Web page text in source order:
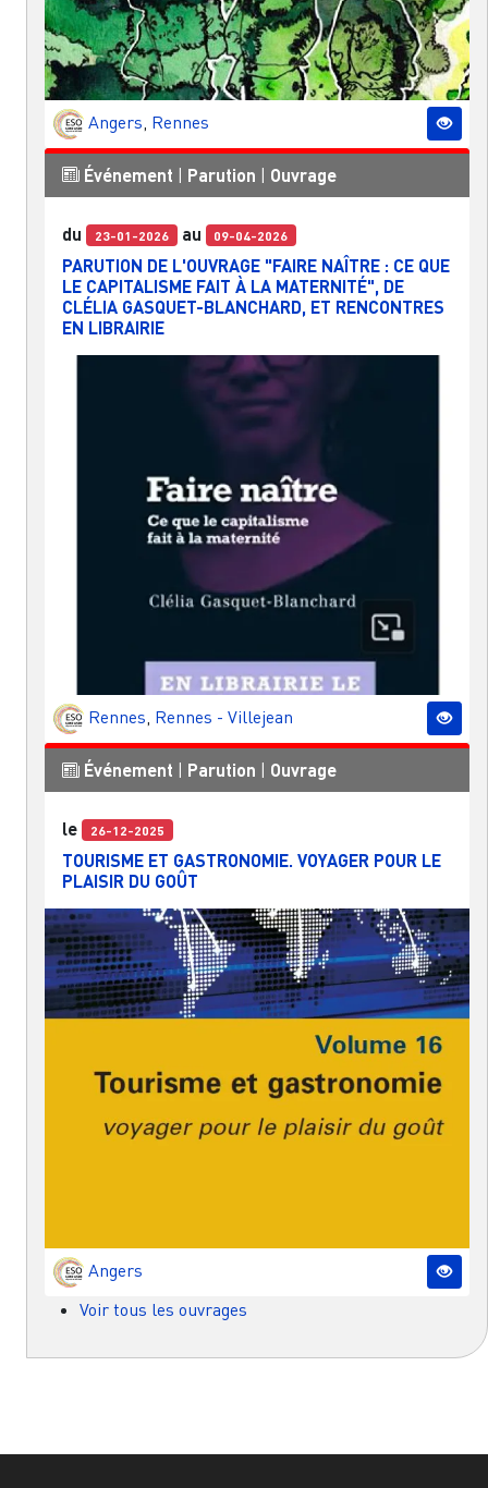
Angers Rennes
Événement | Parution | Ouvrage
du 23-01-2026 au 09-04-2026
PARUTION DE L'OUVRAGE "FAIRE NAÎTRE : CE QUE
LE CAPITALISME FAIT À LA MATERNITÉ", DE
CLÉLIA GASQUET-BLANCHARD, ET RENCONTRES
EN LIBRAIRIE
Rennes Rennes - Villejean
Événement | Parution | Ouvrage
le 26-12-2025
TOURISME ET GASTRONOMIE. VOYAGER POUR LE
PLAISIR DU GOÛT
Angers
Voir tous les ouvrages